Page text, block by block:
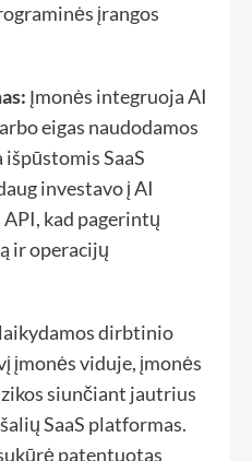
įrangos
Įmonės integruoja AI
eigas naudodamos
SaaS
investavo į AI
kad pagerintų
ir operacijų
dirbtinio
įmonės viduje, įmonės
siunčiant jautrius
SaaS platformas.
patentuotas